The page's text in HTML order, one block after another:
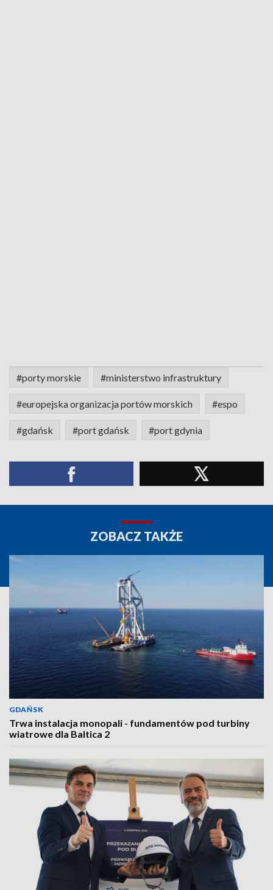
#porty morskie #ministerstwo infrastruktury
#europejska organizacja portów morskich #espo
#gdańsk #port gdańsk #port gdynia
ZOBACZ TAKŻE
GDAŃSK
Trwa instalacja monopali - fundamentów pod turbiny
wiatrowe dla Baltica 2